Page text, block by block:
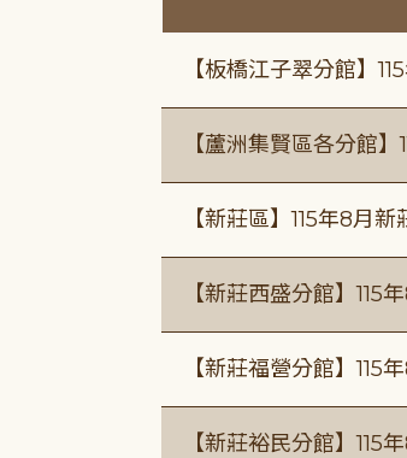
【板橋江子翠分館】
【蘆洲集賢區各分館
【新莊區】115年8月
【新莊西盛分館】115
【新莊福營分館】115
【新莊裕民分館】115